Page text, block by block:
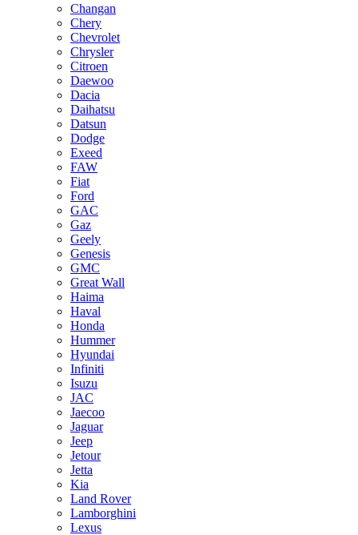
Changan
Chery
Chevrolet
Chrysler
Citroen
Daewoo
Dacia
Daihatsu
Datsun
Dodge
Exeed
FAW
Fiat
Ford
GAC
Gaz
Geely
Genesis
GMC
Great Wall
Haima
Haval
Honda
Hummer
Hyundai
Infiniti
Isuzu
JAC
Jaecoo
Jaguar
Jeep
Jetour
Jetta
Kia
Land Rover
Lamborghini
Lexus